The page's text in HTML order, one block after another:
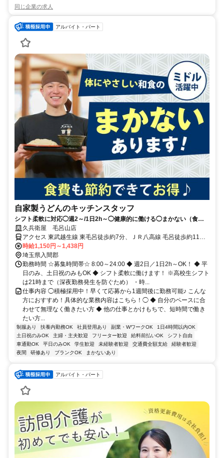
同じ企業の求人
アルバイト・パート
自家製うどんのキッチンスタッフ
シフト柔軟に対応◯週2～/1日2h～◯健康的に働ける◯まかない（食事
補助）あり
久兵衛屋 毛呂山店
アクセス 東武越生線 東毛呂徒歩約7分、ＪＲ八高線 毛呂徒歩約11
分、東武越生線 武州長瀬出入口1徒歩約15分 車通勤可
時給1,150円～1,438円
埼玉県入間郡
勤務時間 ☆募集時間帯☆ 8:00～24:00 ◆ 週2日／1日2h～OK！ ◆ 平
日のみ、土日祝のみもOK ◆ シフト柔軟に働けます！ ※高校生シフト
は21時まで（深夜勤務発生を防ぐため） ・時...
仕事内容 ◯積極採用中！早くて応募から1週間後に勤務可能♪ こんな
方におすすめ！具体的な業務内容はこちら！◯ ◆ 自分のペースに合
わせて無理なく働きたい方 ◆ 他の仕事とかけもちで、短時間で働き
たい方...
制服あり 扶養内勤務OK 社員登用あり 副業・WワークOK
1日4時間以内OK
土日祝のみOK
主婦・主夫歓迎 フリーター歓迎 給料前払いOK
シフト自由
車通勤OK
平日のみOK 学生歓迎 未経験者歓迎 交通費全額支給
経験者歓迎
夜間
研修あり ブランクOK まかないあり
アルバイト・パート